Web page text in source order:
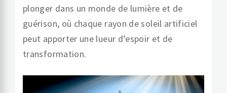
plonger dans un monde de lumière et de
guérison, où chaque rayon de soleil artificiel
peut apporter une lueur d’espoir et de
transformation.